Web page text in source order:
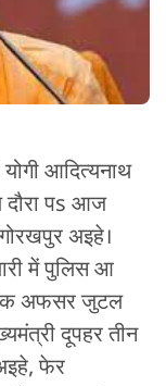
आदित्यनाथ
दौरा पs आज
अइहे।
में पुलिस आ
अफसर जुटल
दूपहर तीन
फेर